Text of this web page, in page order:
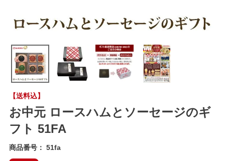
【送料込】
お中元 ロースハムとソーセージのギ
フト 51FA
商品番号 51fa